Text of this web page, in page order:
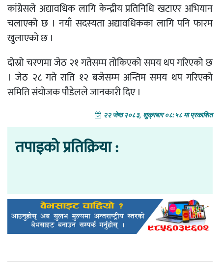
कांग्रेसले अद्यावधिक लागि केन्द्रीय प्रतिनिधि खटाएर अभियान
चलाएको छ । नयाँ सदस्यता अद्यावधिकका लागि पनि फारम
खुलाएको छ ।
दोस्रो चरणमा जेठ २१ गतेसम्म तोकिएको समय थप गरिएको छ
। जेठ २८ गते राति १२ बजेसम्म अन्तिम समय थप गरिएको
समिति संयोजक पौडेलले जानकारी दिए ।
२२ जेष्ठ २०८३, शुक्रबार ०८:५८ मा प्रकाशित
तपाइको प्रतिक्रिया :